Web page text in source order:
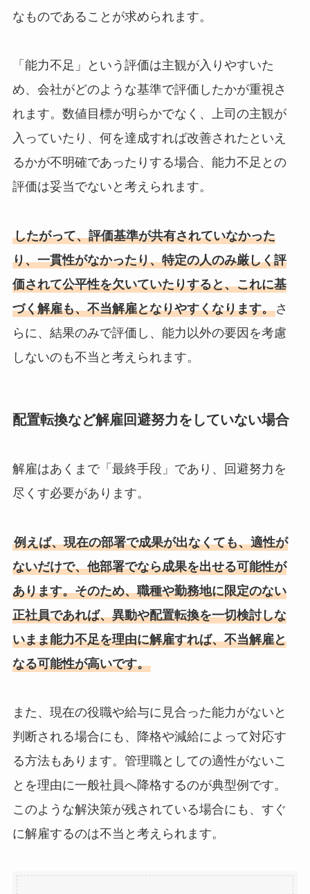
なものであることが求められます。
「能力不足」という評価は主観が入りやすいた
め、会社がどのような基準で評価したかが重視さ
れます。数値目標が明らかでなく、上司の主観が
入っていたり、何を達成すれば改善されたといえ
るかが不明確であったりする場合、能力不足との
評価は妥当でないと考えられます。
したがって、評価基準が共有されていなかった
り、一貫性がなかったり、特定の人のみ厳しく評
価されて公平性を欠いていたりすると、これに基
づく解雇も、不当解雇となりやすくなります。さ
らに、結果のみで評価し、能力以外の要因を考慮
しないのも不当と考えられます。
配置転換など解雇回避努力をしていない場合
解雇はあくまで「最終手段」であり、回避努力を
尽くす必要があります。
例えば、現在の部署で成果が出なくても、適性が
ないだけで、他部署でなら成果を出せる可能性が
あります。そのため、職種や勤務地に限定のない
正社員であれば、異動や配置転換を一切検討しな
いまま能力不足を理由に解雇すれば、不当解雇と
なる可能性が高いです。
また、現在の役職や給与に見合った能力がないと
判断される場合にも、降格や減給によって対応す
る方法もあります。管理職としての適性がないこ
とを理由に一般社員へ降格するのが典型例です。
このような解決策が残されている場合にも、すぐ
に解雇するのは不当と考えられます。